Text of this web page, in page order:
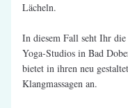
Lächeln.
In diesem Fall seht Ihr die
Yoga-Studios in Bad
bietet in ihren neu
Klangmassagen an.